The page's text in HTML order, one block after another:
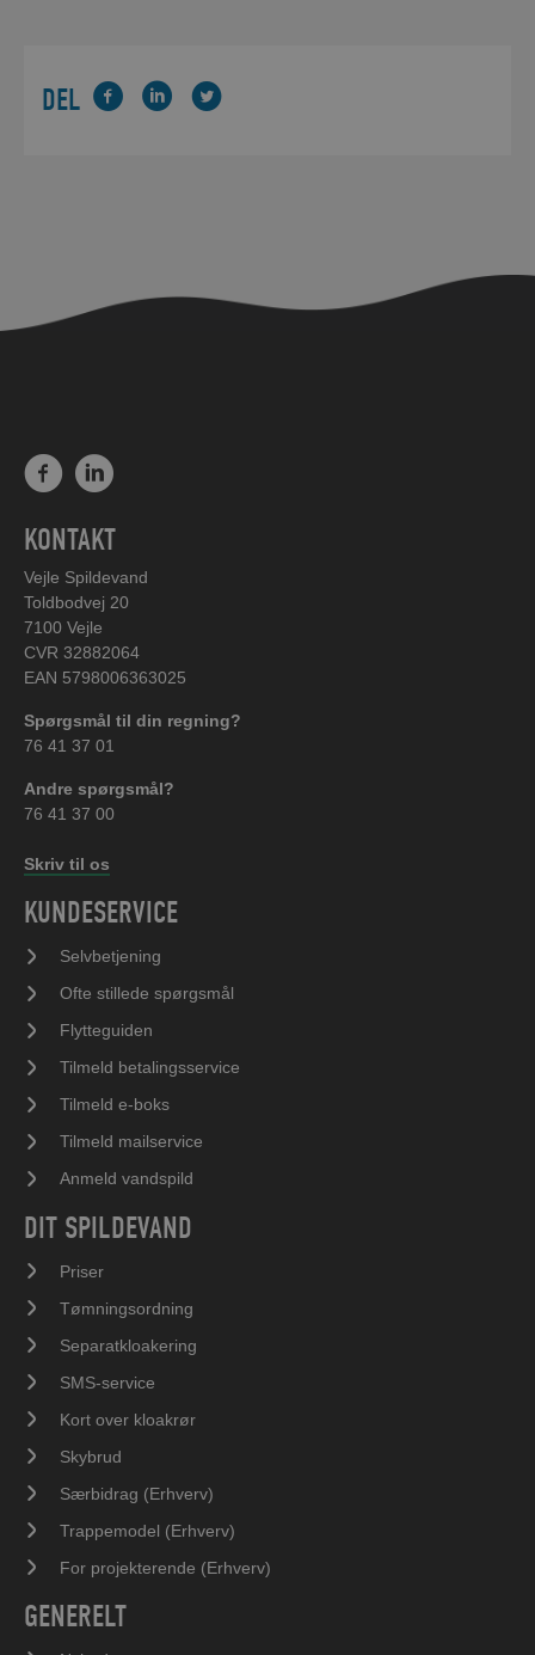
DEL
KONTAKT
Vejle Spildevand
Toldbodvej 20
7100 Vejle
CVR 32882064
EAN 5798006363025
Spørgsmål til din regning?
76 41 37 01
Andre spørgsmål?
76 41 37 00
Skriv til os
KUNDESERVICE
Selvbetjening
Ofte stillede spørgsmål
Flytteguiden
Tilmeld betalingsservice
Tilmeld e-boks
Tilmeld mailservice
Anmeld vandspild
DIT SPILDEVAND
Priser
Tømningsordning
Separatkloakering
SMS-service
Kort over kloakrør
Skybrud
Særbidrag (Erhverv)
Trappemodel (Erhverv)
For projekterende (Erhverv)
GENERELT